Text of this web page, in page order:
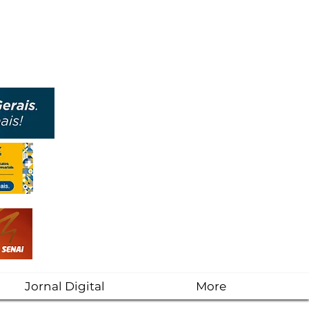
Jornal Digital More